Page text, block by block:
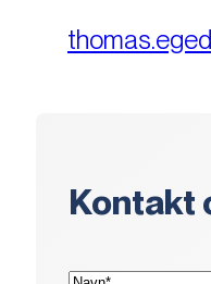
Kontakt
Navn*